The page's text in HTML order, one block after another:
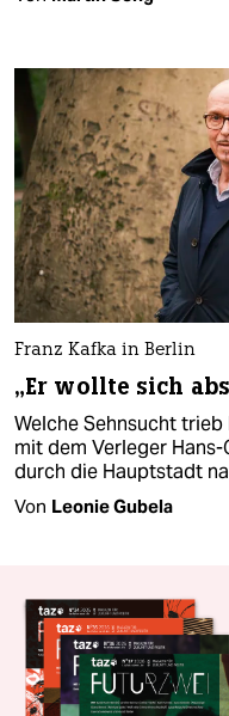
Franz Kafka in Berlin
„Er wollte sich
Welche Sehnsucht trieb
mit dem Verleger
durch die Hauptstadt
Von Leonie Gubela